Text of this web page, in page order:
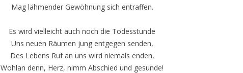
Mag lähmender Gewöhnung sich entraffen.
Es wird vielleicht auch noch die Todesstunde
Uns neuen Räumen jung entgegen senden,
Des Lebens Ruf an uns wird niemals enden,
Wohlan denn, Herz, nimm Abschied und gesunde!